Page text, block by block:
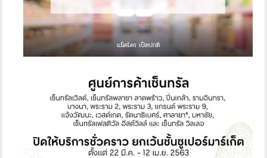
แม็คโคร เปิดปกติ